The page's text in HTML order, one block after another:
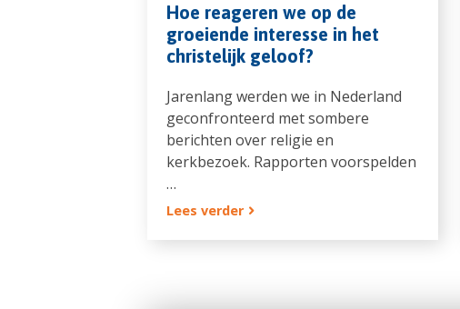
Hoe reageren we op de
groeiende interesse in het
christelijk geloof?
Jarenlang werden we in Nederland
geconfronteerd met sombere
berichten over religie en
kerkbezoek. Rapporten voorspelden
…
Lees verder